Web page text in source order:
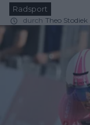
Radsport
durch Theo Stodiek